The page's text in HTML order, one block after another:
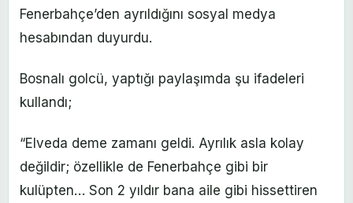
Fenerbahçe’den ayrıldığını sosyal medya
hesabından duyurdu.
Bosnalı golcü, yaptığı paylaşımda şu ifadeleri
kullandı;
“Elveda deme zamanı geldi. Ayrılık asla kolay
değildir; özellikle de Fenerbahçe gibi bir
kulüpten… Son 2 yıldır bana aile gibi hissettiren